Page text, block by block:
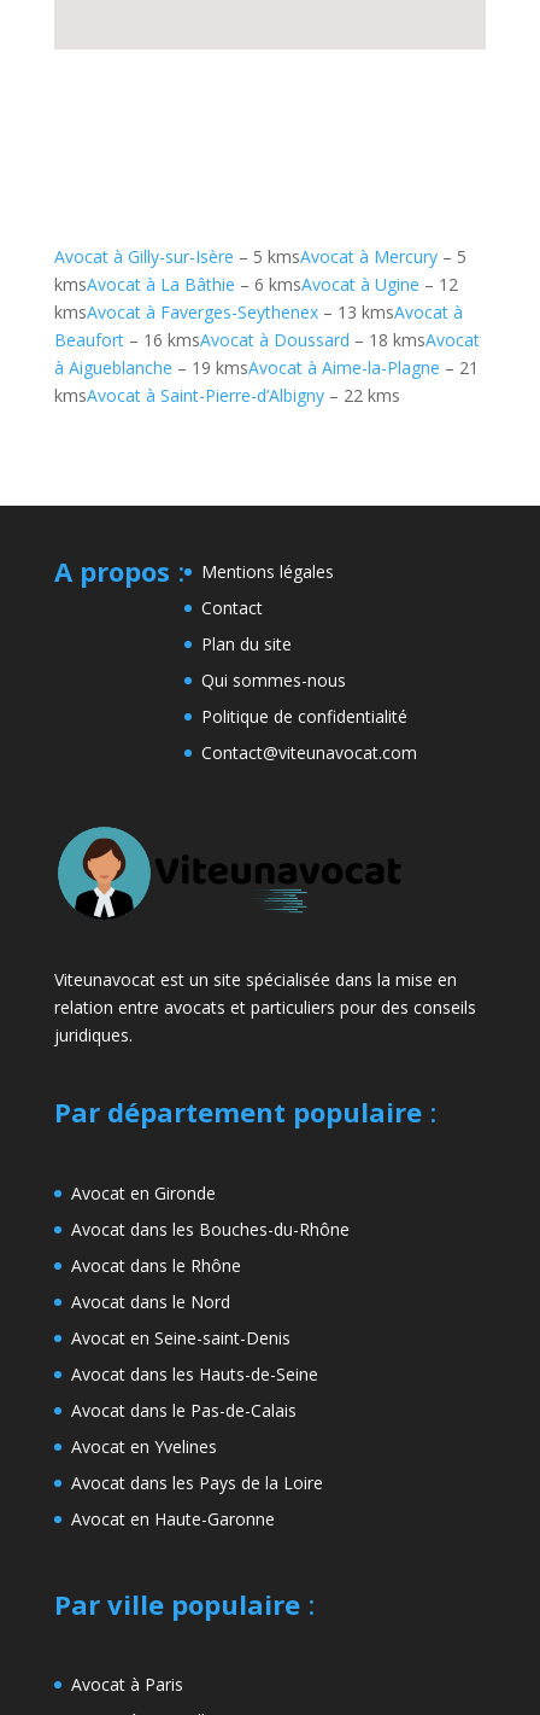
Avocat à Gilly-sur-Isère – 5 kmsAvocat à Mercury– 5
kmsAvocat à La Bâthie – 6 kmsAvocat à Ugine – 12
kmsAvocat à Faverges-Seythenex– 13 kmsAvocat à
Beaufort– 16 kmsAvocat à Doussard – 18 kmsAvocat
à Aigueblanche – 19 kmsAvocat à Aime-la-Plagne – 21
kmsAvocat à Saint-Pierre-d’Albigny– 22 kms
A propos :
Mentions légales
Contact
Plan du site
Qui sommes-nous
Politique de confidentialité
Contact@viteunavocat.com
Viteunavocat est un site spécialisée dans la mise en
relation entre avocats et particuliers pour des conseils
juridiques.
Par département populaire:
Avocat en Gironde
Avocat dans les Bouches-du-Rhône
Avocat dans le Rhône
Avocat dans le Nord
Avocat en Seine-saint-Denis
Avocat dans les Hauts-de-Seine
Avocat dans le Pas-de-Calais
Avocat en Yvelines
Avocat dans les Pays de la Loire
Avocat en Haute-Garonne
Par ville populaire:
Avocat à Paris